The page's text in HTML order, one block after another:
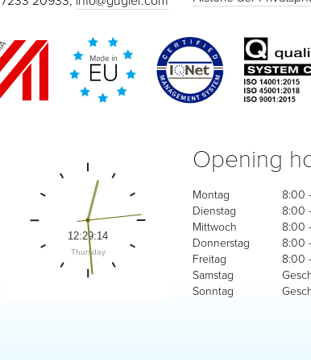
Opening
Montag
8:00
Dienstag
8:00
Mittwoch
8:00
Donnerstag
8:00
Freitag
8:00
Samstag
Sonntag